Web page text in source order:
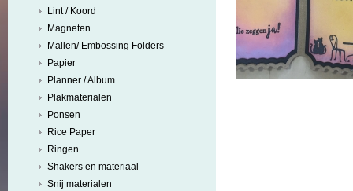
Lint / Koord
Magneten
Mallen/ Embossing Folders
Papier
Planner / Album
Plakmaterialen
Ponsen
Rice Paper
Ringen
Shakers en materiaal
Snij materialen